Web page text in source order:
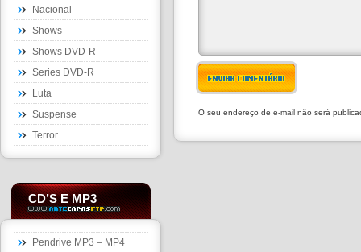
Nacional
Shows
Shows DVD-R
Series DVD-R
Luta
Suspense
Terror
CD’S E MP3
Pendrive MP3 – MP4
ENVIAR COMENTÁRIO
O seu endereço de e-mail não será